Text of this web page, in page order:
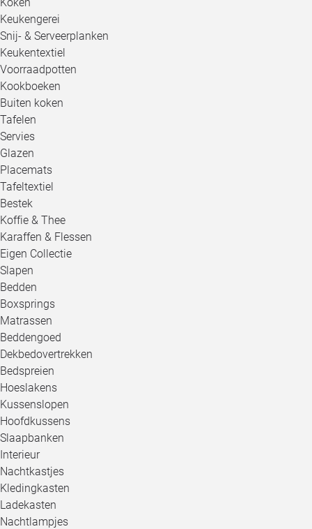
Keukengerei
Snij- & Serveerplanken
Keukentextiel
Voorraadpotten
Kookboeken
Buiten koken
Tafelen
Servies
Glazen
Placemats
Tafeltextiel
Bestek
Koffie & Thee
Karaffen & Flessen
Eigen Collectie
Slapen
Bedden
Boxsprings
Matrassen
Beddengoed
Dekbedovertrekken
Bedspreien
Hoeslakens
Kussenslopen
Hoofdkussens
Slaapbanken
Interieur
Nachtkastjes
Kledingkasten
Ladekasten
Nachtlampjes